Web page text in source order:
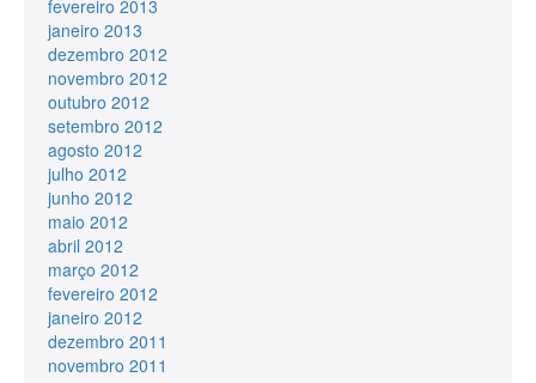
fevereiro 2013
janeiro 2013
dezembro 2012
novembro 2012
outubro 2012
setembro 2012
agosto 2012
julho 2012
junho 2012
maio 2012
abril 2012
março 2012
fevereiro 2012
janeiro 2012
dezembro 2011
novembro 2011